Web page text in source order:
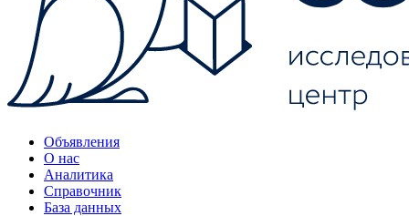
Объявления
О нас
Аналитика
Справочник
База данных